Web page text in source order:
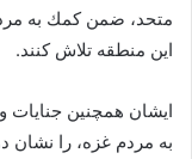
متحد، ضمن كمك به
اين منطقه تلاش كنند.
ايشان همچنين
به مردم غزه، را نشان